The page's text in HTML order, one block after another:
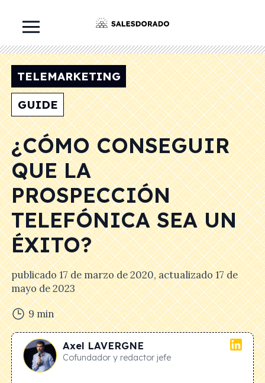
TELEMARKETING
GUIDE
¿CÓMO CONSEGUIR
QUE LA
PROSPECCIÓN
TELEFÓNICA SEA UN
ÉXITO?
publicado17 de marzo de 2020, actualizado17 de
mayo de 2023
9 min
Axel LAVERGNE
Cofundador y redactor jefe